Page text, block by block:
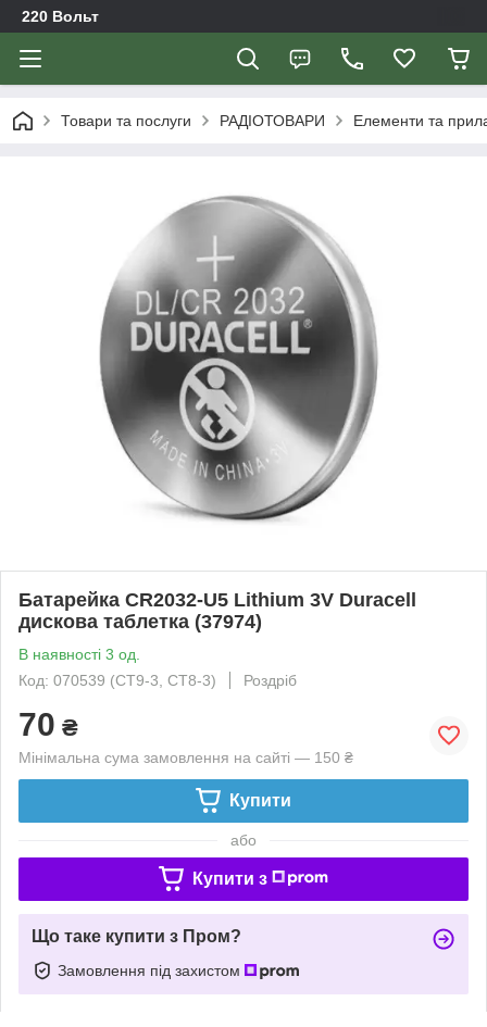
220 Вольт
Товари та послуги РАДІОТОВАРИ Елементи та
Батарейка CR2032-U5 Lithium 3V Duracell
дискова таблетка (37974)
В наявності 3 од.
Код: 070539 (CT9-3, CT8-3)
Роздріб
70 ₴
Мінімальна сума замовлення на сайті — 150 ₴
Купити
або
Купити з
Що таке купити з Пром?
Замовлення під захистом